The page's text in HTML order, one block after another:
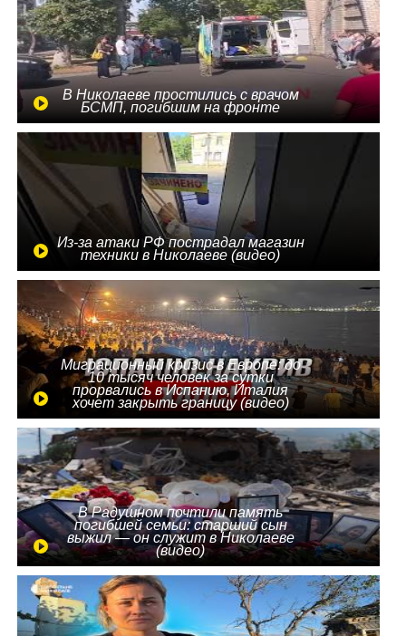
В Николаеве простились с врачом
БСМП, погибшим на фронте
Из-за атаки РФ пострадал магазин
техники в Николаеве (видео)
Миграционный кризис в Европе: до
10 тысяч человек за сутки
прорвались в Испанию, Италия
хочет закрыть границу (видео)
В Радушном почтили память
погибшей семьи: старший сын
выжил — он служит в Николаеве
(видео)